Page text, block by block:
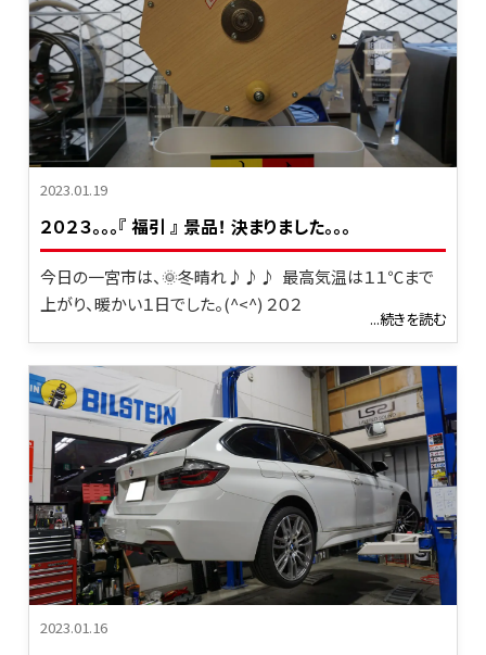
2023.01.19
２０２３｡｡｡『 福引 』 景品！ 決まりました。。。
今日の一宮市は、🌞冬晴れ♪♪♪ 最高気温は１１℃まで
上がり、暖かい１日でした。(^<^) ２０２
...続きを読む
2023.01.16